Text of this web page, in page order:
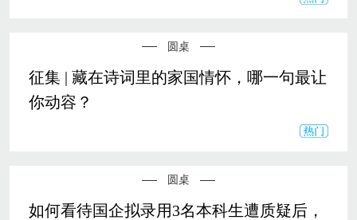
圆桌
征集 | 藏在诗词里的家国情怀，哪一句最让
你动容？
圆桌
如何看待国企拟录用3名本科生遭质疑后，